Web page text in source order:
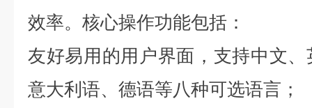
效率。核心操作功能包括：
友好易用的用户界面，支持中文
意大利语、德语等八种可选语言；